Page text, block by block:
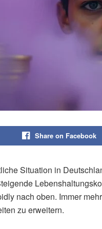
Share on Facebook
Situation in
nach oben. Immer
zu erweitern.